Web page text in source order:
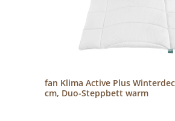
fan Klima Active Plus
cm, Duo-Steppbett warm